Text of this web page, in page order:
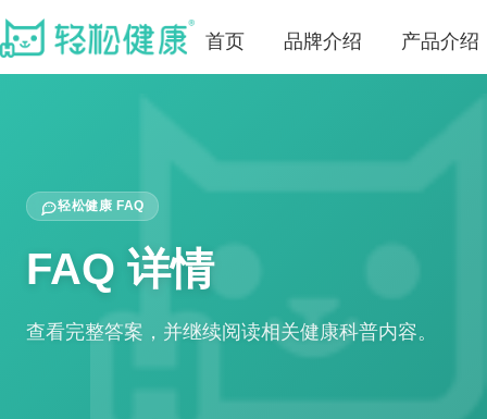
首页 品牌介绍 产品介绍
轻松健康 FAQ
FAQ 详情
查看完整答案，并继续阅读相关健康科普内容。